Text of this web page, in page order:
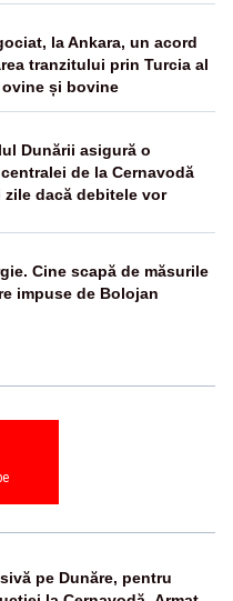
la Ankara, un acord
tranzitului prin Turcia al
și bovine
Dunării asigură o
de la Cernavodă
dacă debitele vor
Cine scapă de măsurile
impuse de Bolojan
pe Dunăre, pentru